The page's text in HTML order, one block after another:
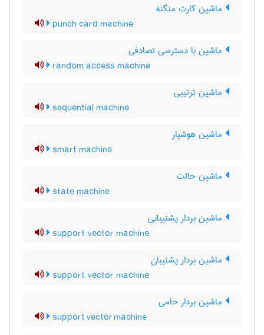
ماشین کارت منگنه
punch card machine
ماشین با دسترسی تصادفی
random access machine
ماشین ترتیبی
sequential machine
ماشین هوشیار
smart machine
ماشین حالت
state machine
ماشین بردار پشتیبانی
support vector machine
ماشین بردار پشتیبان
support vector machine
ماشین بردار حامی
support vector machine